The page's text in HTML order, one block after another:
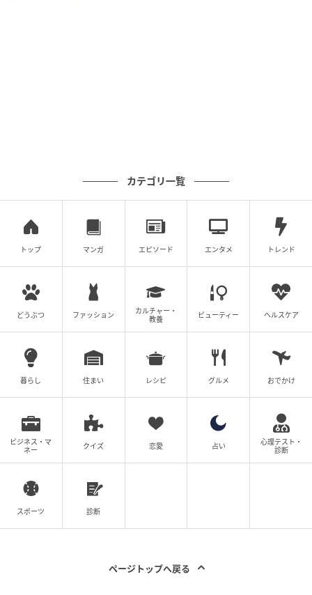
在は住宅分野を中心にフリーライターとして活動
整理し、わかりやすい言葉で解説することを大切に
しています。SNSの事例をそのまま真似して後悔す
るケースにも多く触れてきた経験から、見た目だけ
した提案を重視しています。noteでは、家族との時
間を守るための経済的自由（FIRE）を目指し、資産
運用の記録や暮らしとお金のリアルも発信中です。
記事一覧をみる
の記事をもっとみる
カテゴリ一覧
トップ マンガ エピソード エンタメ トレンド
どうぶつ ファッション
カルチャー・
教養
ビューティー ヘルスケア
暮らし 住まい レシピ グルメ おでかけ
ビジネス・マ
ネー
クイズ 恋愛 占い
心理テスト・
診断
スポーツ 診断
ページトップへ戻る